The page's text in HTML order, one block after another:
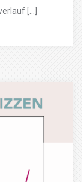
[…]